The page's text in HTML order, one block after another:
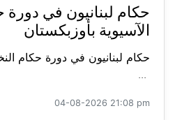
حكام لبنانيون في دورة
الآسيوية بأوزبكستان
حكام لبنانيون في دورة حكام
...
04-08-2026 21:08 pm